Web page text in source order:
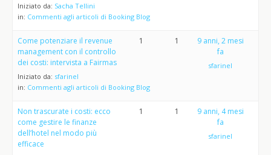
Iniziato da: Sacha Tellini
in: Commenti agli articoli di Booking Blog
Come potenziare il revenue
management con il controllo
dei costi: intervista a Fairmas
Iniziato da: sfarinel
in: Commenti agli articoli di Booking Blog
1 1
9 anni, 2 mesi
fa
sfarinel
Non trascurate i costi: ecco
come gestire le finanze
dell’hotel nel modo più
efficace
1 1
9 anni, 4 mesi
fa
sfarinel